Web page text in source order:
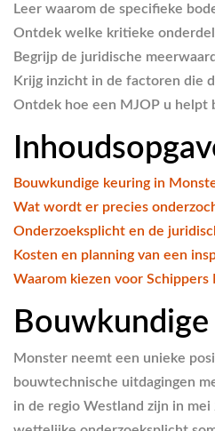
Leer waarom de specifieke
Ontdek welke kritieke
Begrijp de juridische
Krijg inzicht in de factoren die
Ontdek hoe een MJOP u helpt
Bouwkundige keuring in
Wat wordt er precies
Onderzoeksplicht en de
Kosten en planning van een
Waarom kiezen voor
Monster neemt een unieke
bouwtechnische uitdagingen
in de regio Westland zijn in